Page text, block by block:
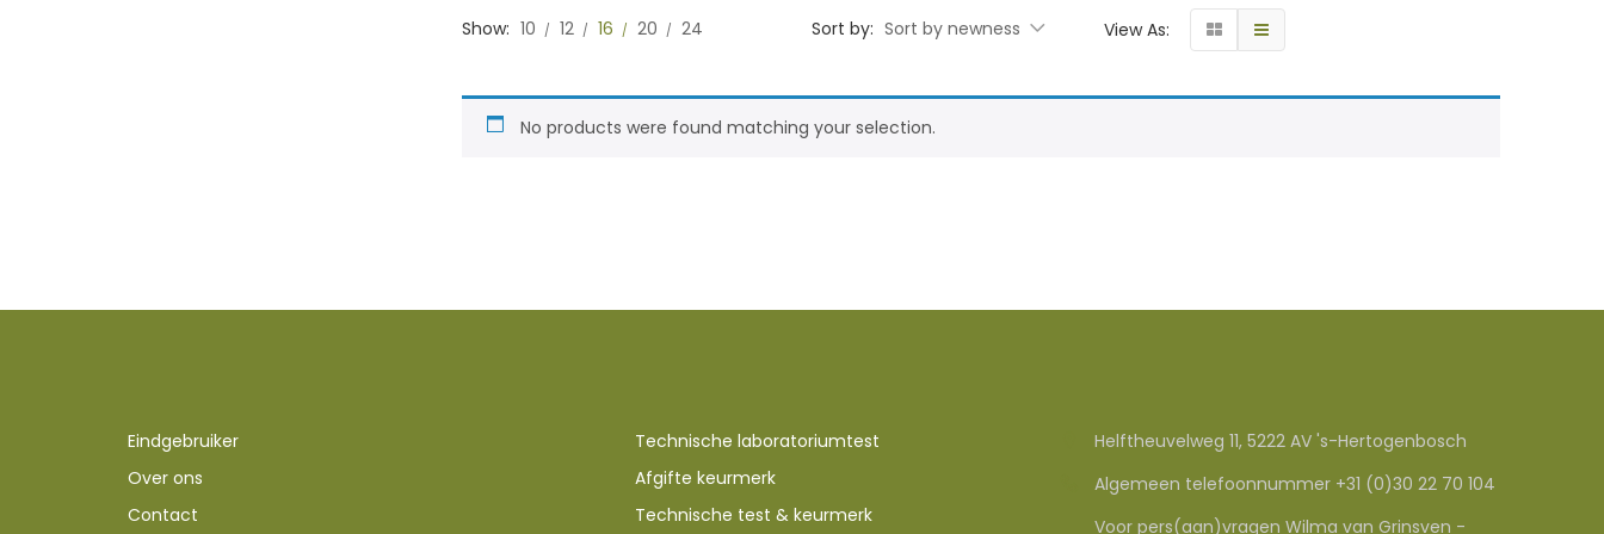
Show: 10 12 16 20 24 Sort by: Sort by newness View As:
No products were found matching your selection.
Eindgebruiker
Over ons
Contact
Technische laboratoriumtest
Afgifte keurmerk
Technische test & keurmerk
Helftheuvelweg 11, 5222 AV 's-Hertogenbosch
Algemeen telefoonnummer +31 (0)30 22 70 104
Voor pers(aan)vragen Wilma van Grinsven -